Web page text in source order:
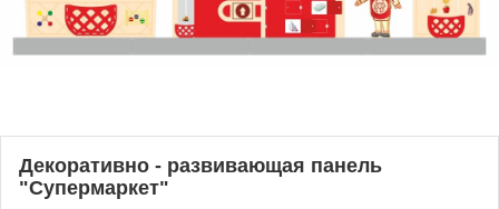
Декоративно - развивающая панель
"Супермаркет"